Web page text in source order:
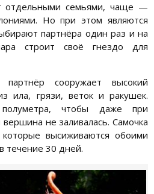
отдельными семьями, чаще —
Но при этом являются
партнёра один раз и на
строит своё гнездо для
сооружает высокий
ила, грязи, веток и ракушек.
чтобы даже при
не заливалась. Самочка
высиживаются обоими
течение 30 дней.